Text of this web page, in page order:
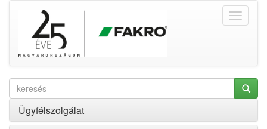
Ügyfélszolgálat